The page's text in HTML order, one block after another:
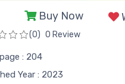
Buy Now
(0) 0 Review
: 204
Year : 2023